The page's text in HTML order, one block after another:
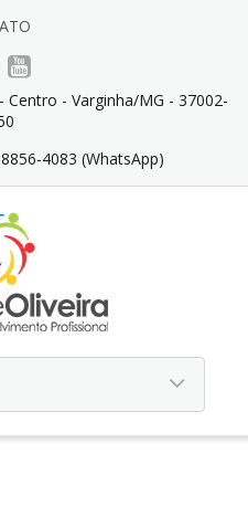
- Varginha/MG - 37002-
4083 (WhatsApp)